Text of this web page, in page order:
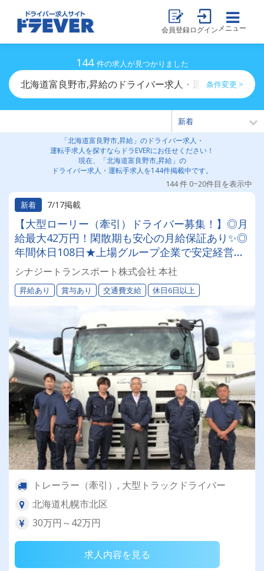
会員登録ログイン メニュー
144 件の求人が見つかりました
北海道富良野市,昇給のドライバー求人・運転手求人一覧
条件変更 >
「北海道富良野市,昇給」のドライバー求人・
運転手求人を探すならドラEVERにお任せください！
現在、「北海道富良野市,昇給」の
ドライバー求人・運転手求人を144件掲載中です。
144 件 0~20件目を表示中
新着
7/17掲載
【大型ローリー（牽引）ドライバー募集！】◎月
給最大42万円！閑散期も安心の月給保証あり✨◎
年間休日108日★上場グループ企業で安定経営◎
退職金＆再雇用あり◎専属車両＆同乗研修あり！
シナジートランスポート株式会社 本社
昇給あり 賞与あり 交通費支給 休日6日以上
トレーラー（牽引）, 大型トラックドライバー
北海道札幌市北区
30万円～42万円
求人内容を見る